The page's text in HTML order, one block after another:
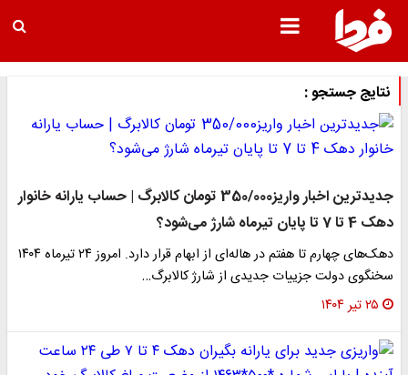
نتایج جستجو :
جدیدترین اخبار واریز350/000 تومان کالابرگ | حساب یارانه خانوار
دهک 4 تا 7 تا پایان تیرماه شارژ می‌شود؟
دهک‌های چهارم تا هفتم در هاله‌ای از ابهام قرار دارد. امروز ۲۴ تیرماه ۱۴۰۴
سخنگوی دولت جزییات جدیدی از شارژ کالابرگ…
۲۵ تیر ۱۴۰۴